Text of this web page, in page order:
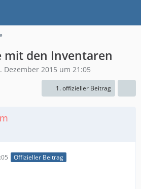
mit den Inventaren
Dezember 2015 um 21:05
1. offizieller Beitrag
Offizieller Beitrag